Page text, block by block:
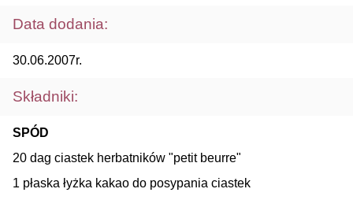
Data dodania:
30.06.2007r.
Składniki:
SPÓD
20 dag ciastek herbatników "petit beurre"
1 płaska łyżka kakao do posypania ciastek